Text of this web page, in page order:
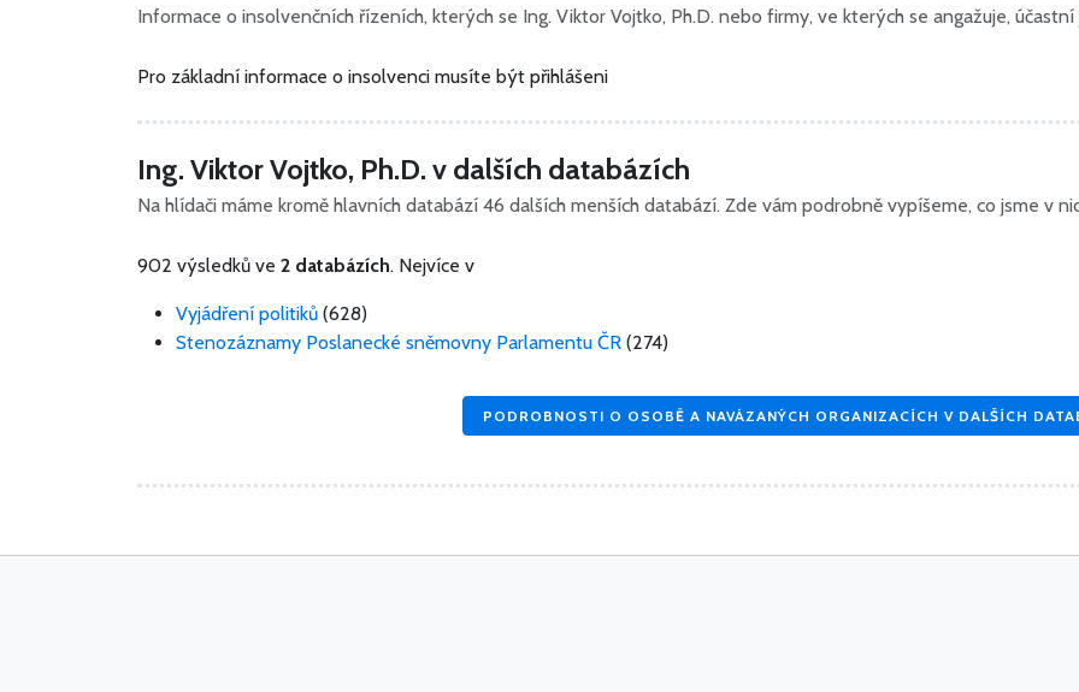
Informace o insolvenčních řízeních, kterých se Ing. Viktor Vojtko, Ph.D. nebo firmy, ve kterých se angažuje,
Pro základní informace o insolvenci musíte být přihlášeni
Ing. Viktor Vojtko, Ph.D. v dalších databázích
Na hlídači máme kromě hlavních databází 46 dalších menších databází. Zde vám podrobně vypíšeme, co jsme v
902 výsledků ve 2 databázích. Nejvíce v
Vyjádření politiků (628)
Stenozáznamy Poslanecké sněmovny Parlamentu ČR (274)
PODROBNOSTI O OSOBĚ A NAVÁZANÝCH ORGANIZACÍCH V DALŠÍCH